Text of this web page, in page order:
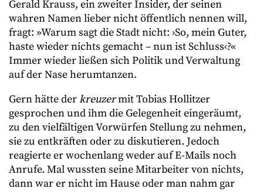
Gerald Krauss, ein zweiter Insider, der seinen
wahren Namen lieber nicht öffentlich nennen will,
fragt: »Warum sagt die Stadt nicht: ›So, mein Guter,
haste wieder nichts gemacht – nun ist Schluss‹?«
Immer wieder ließen sich Politik und Verwaltung
auf der Nase herumtanzen.
Gern hätte derkreuzermit Tobias Hollitzer
gesprochen und ihm die Gelegenheit eingeräumt,
zu den vielfältigen Vorwürfen Stellung zu nehmen,
sie zu entkräften oder zu diskutieren. Jedoch
reagierte er wochenlang weder auf E-Mails noch
Anrufe. Mal wussten seine Mitarbeiter von nichts,
dann war er nicht im Hause oder man nahm gar